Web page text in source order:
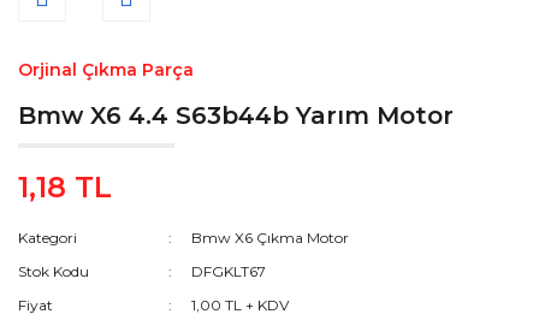
Orjinal Çıkma Parça
Bmw X6 4.4 S63b44b Yarım Motor
1,18 TL
Kategori
Bmw X6 Çıkma Motor
Stok Kodu
DFGKLT67
Fiyat
1,00 TL + KDV